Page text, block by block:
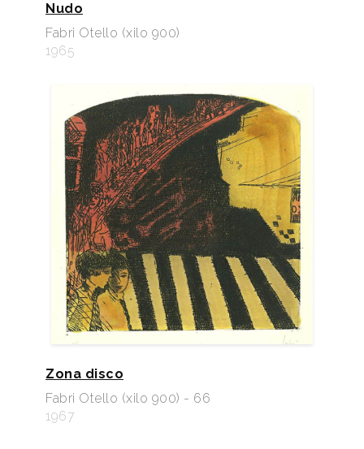
Nudo
Fabri Otello (xilo 900)
1965
Zona disco
Fabri Otello (xilo 900) - 66
1967